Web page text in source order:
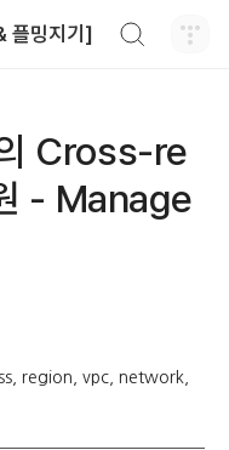
플밍지기]
Cross-re
- Manage
region, vpc, network,